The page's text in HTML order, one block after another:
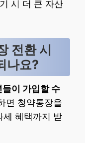
시 더 큰 자산
전환 시
나요?
이 가입할 수
면 청약통장을
세 혜택까지 받